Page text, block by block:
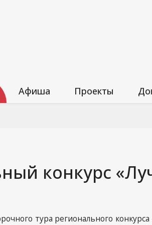
Афиша Проекты
конкурс
тура регионального